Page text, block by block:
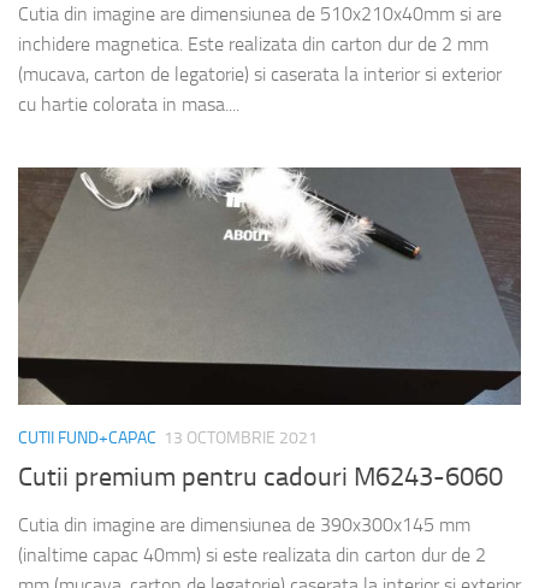
Cutia din imagine are dimensiunea de 510x210x40mm si are
inchidere magnetica. Este realizata din carton dur de 2 mm
(mucava, carton de legatorie) si caserata la interior si exterior
cu hartie colorata in masa....
CUTII FUND+CAPAC 13 OCTOMBRIE 2021
Cutii premium pentru cadouri M6243-6060
Cutia din imagine are dimensiunea de 390x300x145 mm
(inaltime capac 40mm) si este realizata din carton dur de 2